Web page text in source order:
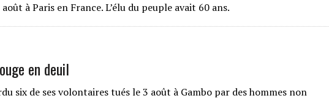
à Paris en France. L’élu du peuple avait 60 ans.
en deuil
six de ses volontaires tués le 3 août à Gambo par des hommes non